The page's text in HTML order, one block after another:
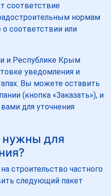
соответствие
нормам
соответствии или
и Республике Крым
уведомления и
Вы можете оставить
(кнопка «Заказать»), и
для уточнения
нужны для
строительство частного
следующий пакет